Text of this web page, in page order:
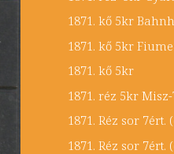
1871. kő 5kr
1871. kő 5kr
1871. kő
1871. réz 5kr
1871. Réz sor
1871. Réz sor